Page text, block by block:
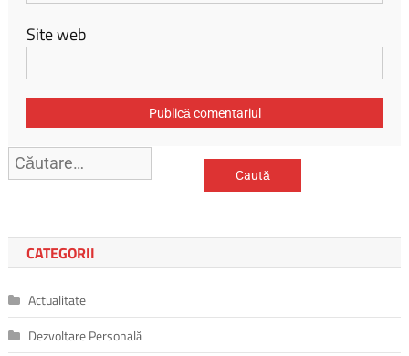
Site web
Caută
după:
CATEGORII
Actualitate
Dezvoltare Personală